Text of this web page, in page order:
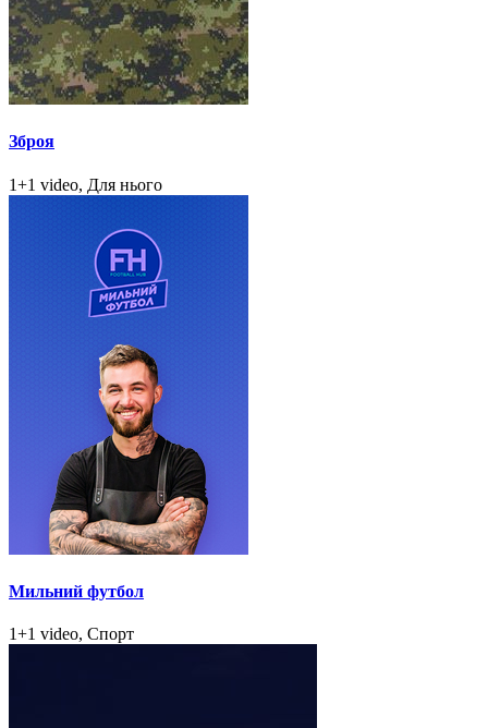
Зброя
1+1 video, Для нього
Мильний футбол
1+1 video, Спорт